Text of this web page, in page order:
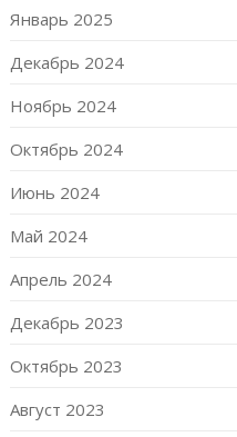
Январь 2025
Декабрь 2024
Ноябрь 2024
Октябрь 2024
Июнь 2024
Май 2024
Апрель 2024
Декабрь 2023
Октябрь 2023
Август 2023